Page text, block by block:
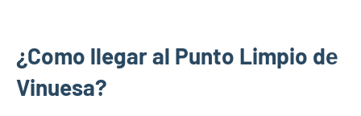
¿Como llegar al Punto Limpio dе
Vinuesa?